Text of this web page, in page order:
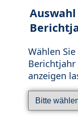
Wählen
Berichtjahr
anzeigen